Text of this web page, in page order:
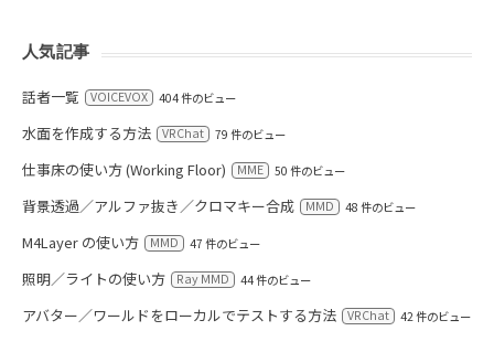
人気記事
話者一覧 VOICEVOX 404 件のビュー
水面を作成する方法 VRChat 79 件のビュー
仕事床の使い方 (Working Floor) MME 50 件のビュー
背景透過／アルファ抜き／クロマキー合成 MMD 48 件のビュー
M4Layer の使い方 MMD 47 件のビュー
照明／ライトの使い方 Ray MMD 44 件のビュー
アバター／ワールドをローカルでテストする方法 VRChat 42 件のビュー